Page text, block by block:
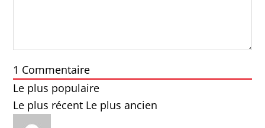
1 Commentaire
Le plus populaire
Le plus récent Le plus ancien